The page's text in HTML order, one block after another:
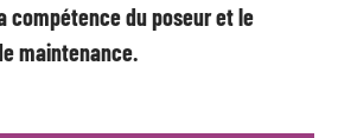
compétence du poseur et le
maintenance.